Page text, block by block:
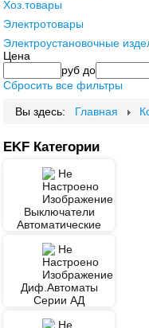
Хоз.товары
Электротовары
Электроустановочные
Цена
руб до
Сбросить все фильтры
Вы здесь: Главная
EKF Категории
Выключатели
Автоматические
Диф.автоматы
Серии АД